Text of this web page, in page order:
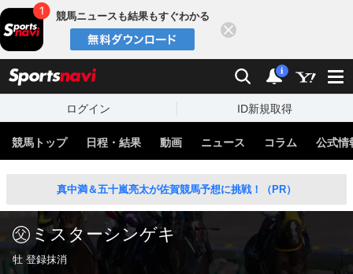
競馬ニュースも結果もすぐわかる
検索 通知
i
ログイン ID新規取得
競馬トップ 日程・結果 動画 ニュース コラム 公式情
真中満＆五十嵐亮太が佐賀競馬予想に挑戦！（PR）
ミスターシンゲキ
牡 登録抹消